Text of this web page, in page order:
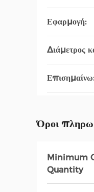
Εφαρμογή:
Διάμετρος
Επισημαίνω:
Όροι
Minimum
Quantity